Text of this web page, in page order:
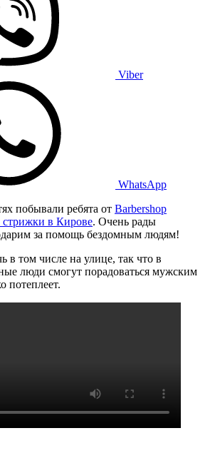
Viber
WhatsApp
побывали ребята от Barbershop
в Кирове. Очень рады
за помощь бездомным людям!
в том числе на улице, так что в
люди смогут порадоваться мужским
потеплеет.